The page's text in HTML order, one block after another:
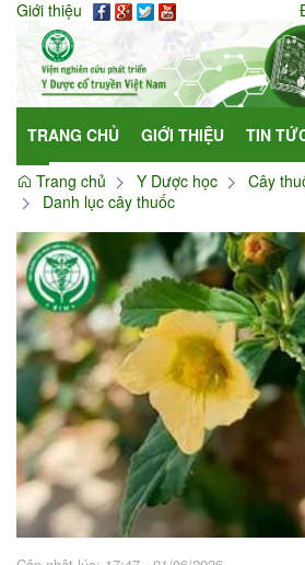
Giới thiệu
TRANG CHỦ GIỚI THIỆU TIN
Trang chủ
Y Dược học
Cây
Danh lục cây thuốc